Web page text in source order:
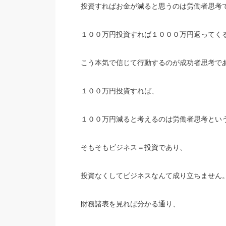
投資すればお金が減ると思うのは労働者思考
１００万円投資すれば１０００万円返ってく
こう本気で信じて行動するのが成功者思考で
１００万円投資すれば、
１００万円減ると考えるのは労働者思考とい
そもそもビジネス＝投資であり、
投資なくしてビジネスなんて成り立ちません。
財務諸表を見れば分かる通り、